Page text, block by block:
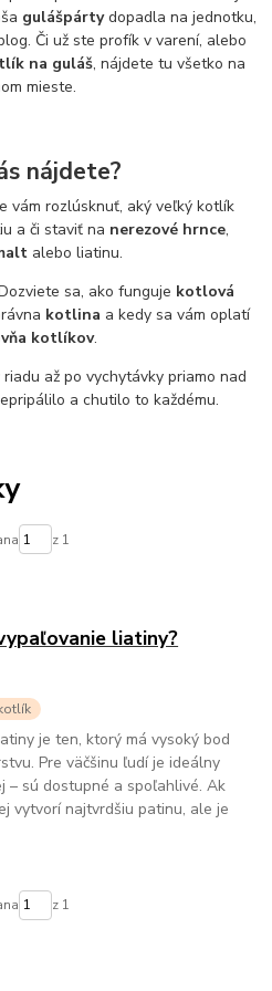
gulášpártydopadla na jednotku,
Či už ste profík v varení, alebo
na guláš, nájdete tu všetko na
mieste.
nájdete?
vám rozlúsknuť, aký veľký kotlík
a či staviť na nerezové hrnce,
alebo liatinu.
sa, ako funguje kotlová
kotlina a kedy sa vám oplatí
kotlíkov.
až po vychytávky priamo nad
a chutilo to každému.
z 1
liatiny?
je ten, ktorý má vysoký bod
Pre väčšinu ľudí je ideálny
– sú dostupné a spoľahlivé. Ak
vytvorí najtvrdšiu patinu, ale je
z 1